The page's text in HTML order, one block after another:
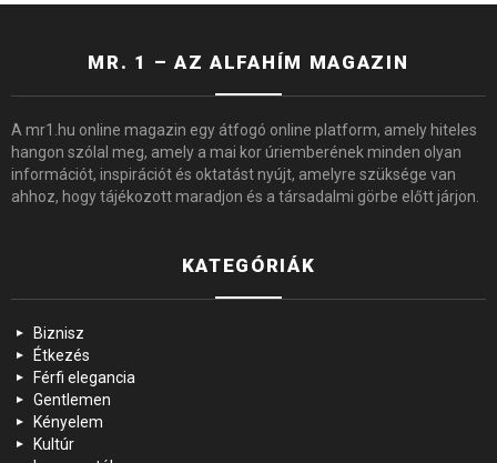
MR. 1 – AZ ALFAHÍM MAGAZIN
A mr1.hu online magazin egy átfogó online platform, amely hiteles
hangon szólal meg, amely a mai kor úriemberének minden olyan
információt, inspirációt és oktatást nyújt, amelyre szüksége van
ahhoz, hogy tájékozott maradjon és a társadalmi görbe előtt járjon.
KATEGÓRIÁK
Biznisz
Étkezés
Férfi elegancia
Gentlemen
Kényelem
Kultúr